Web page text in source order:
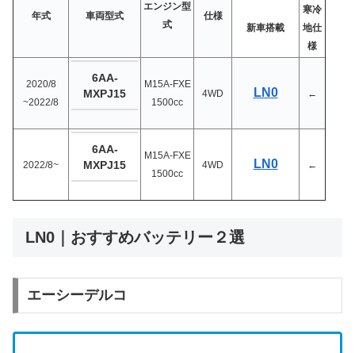
年式 車両型式
エンジン型
式
仕様
新車搭載
寒冷
地仕
様
2020/8
~2022/8
6AA-
MXPJ15
M15A-FXE
1500cc
4WD LN0 ←
2022/8~
6AA-
MXPJ15
M15A-FXE
1500cc
4WD LN0 ←
LN0｜おすすめバッテリー２選
エーシーデルコ